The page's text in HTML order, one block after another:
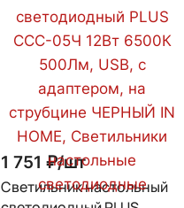
1 751 ₽/шт
Светильник настольный